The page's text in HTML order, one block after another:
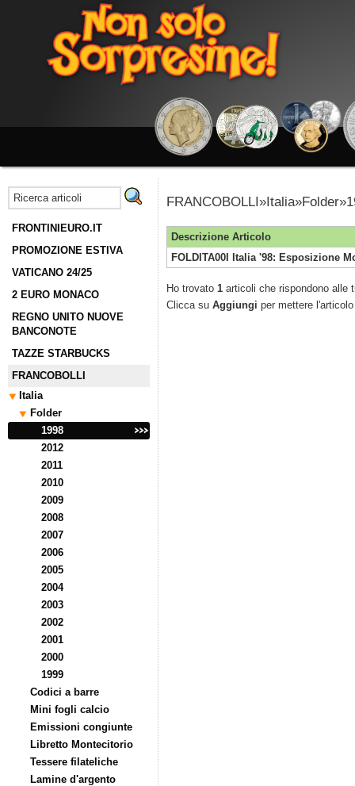
FRONTINIEURO.IT
PROMOZIONE ESTIVA
VATICANO 24/25
2 EURO MONACO
REGNO UNITO NUOVE
BANCONOTE
TAZZE STARBUCKS
FRANCOBOLLI
Italia
Folder
1998
2012
2011
2010
2009
2008
2007
2006
2005
2004
2003
2002
2001
2000
1999
Codici a barre
Mini fogli calcio
Emissioni congiunte
Libretto Montecitorio
Tessere filateliche
Lamine d'argento
Descrizione Articolo
FOLDITA00I Italia '98: Esposizione
Ho trovato 1 articoli che rispondono alle
Clicca su Aggiungi per mettere